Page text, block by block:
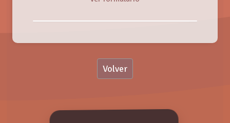
Valora de 1 a 5 puntos. ¡Gracias!
Volver